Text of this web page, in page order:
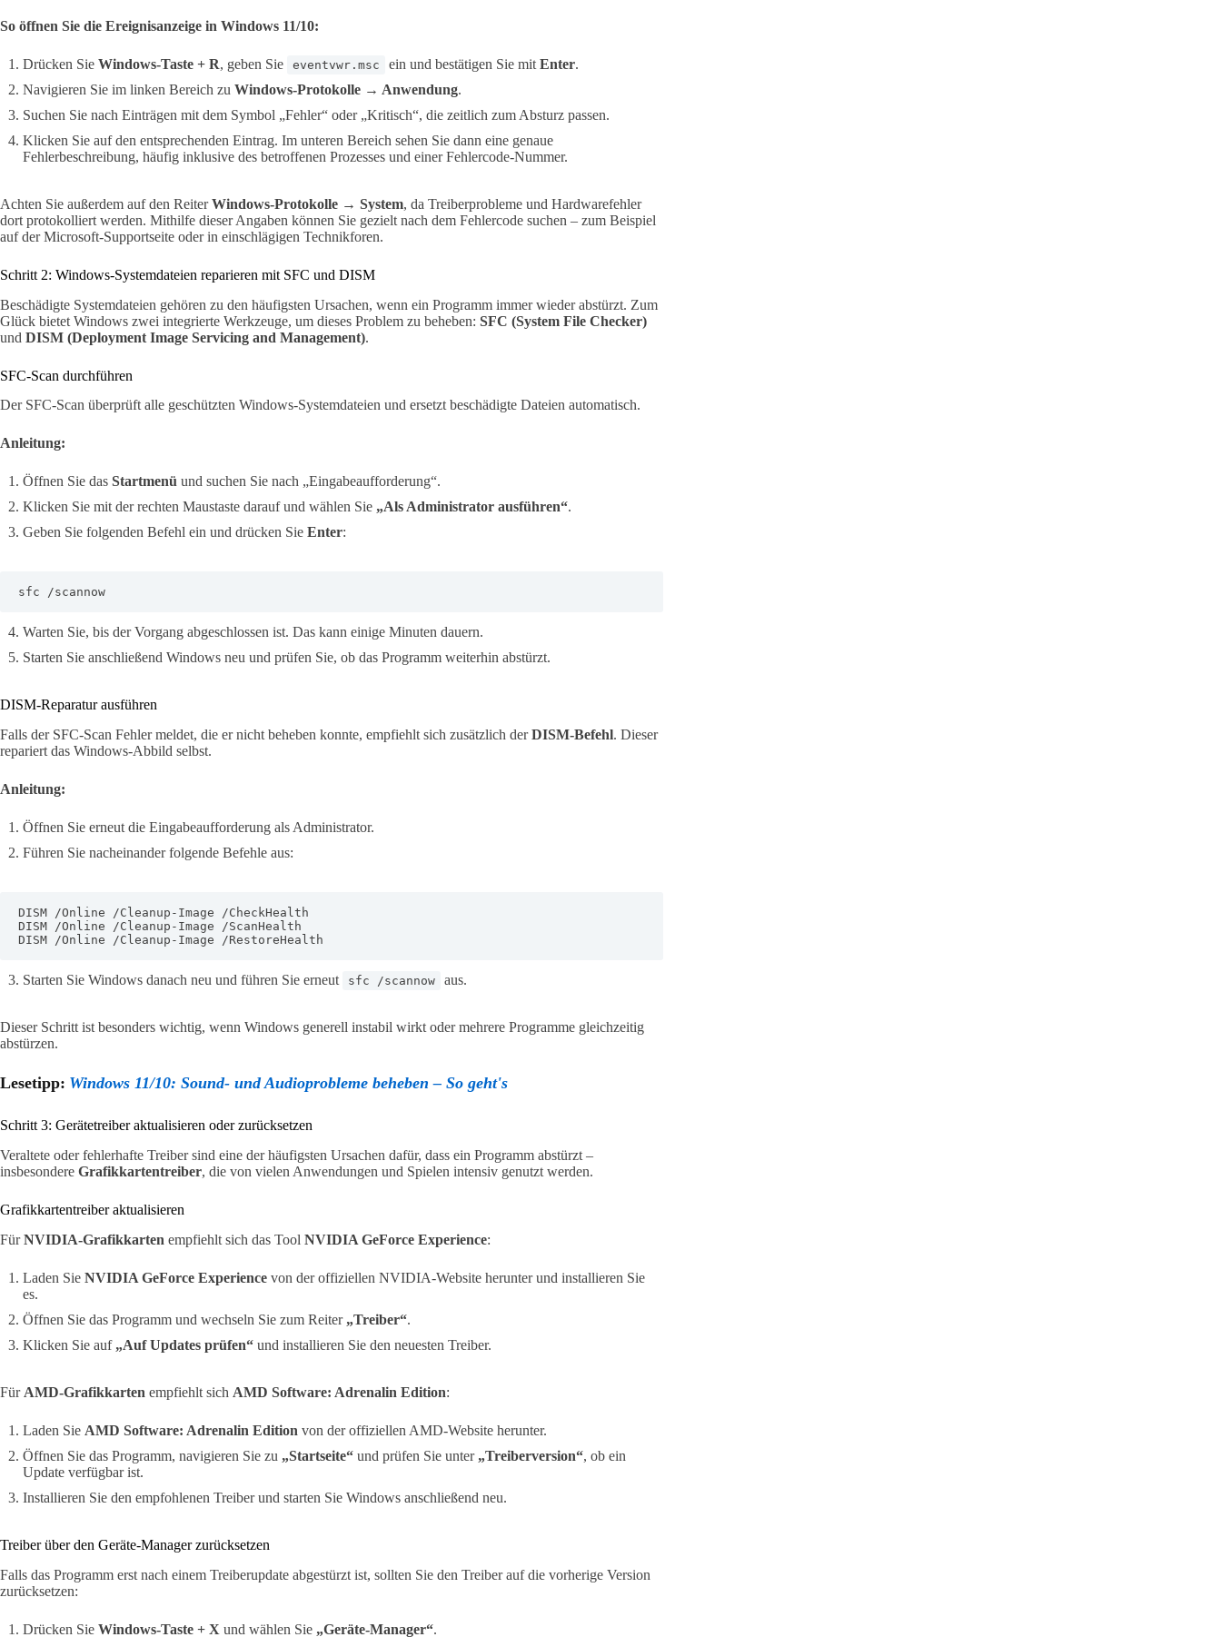
So öffnen Sie die Ereignisanzeige in Windows 11/10:
Drücken Sie Windows-Taste + R, geben Sie eventvwr.msc ein und bestätigen Sie mit Enter.
Navigieren Sie im linken Bereich zu Windows-Protokolle → Anwendung.
Suchen Sie nach Einträgen mit dem Symbol „Fehler“ oder „Kritisch“, die zeitlich zum Absturz passen.
Klicken Sie auf den entsprechenden Eintrag. Im unteren Bereich sehen Sie dann eine genaue
Fehlerbeschreibung, häufig inklusive des betroffenen Prozesses und einer Fehlercode-Nummer.
Achten Sie außerdem auf den ReiterWindows-Protokolle → System, da Treiberprobleme und Hardwarefehler
dort protokolliert werden. Mithilfe dieser Angaben können Sie gezielt nach dem Fehlercode suchen – zum Beispiel
auf der Microsoft-Supportseite oder in einschlägigen Technikforen.
Schritt 2: Windows-Systemdateien reparieren mit SFC und DISM
Beschädigte Systemdateien gehören zu den häufigsten Ursachen, wenn ein Programm immer wieder abstürzt. Zum
Glück bietet Windows zwei integrierte Werkzeuge, um dieses Problem zu beheben: SFC (System File Checker)
und DISM (Deployment Image Servicing and Management).
SFC-Scan durchführen
Der SFC-Scan überprüft alle geschützten Windows-Systemdateien und ersetzt beschädigte Dateien automatisch.
Anleitung:
Öffnen Sie das Startmenü und suchen Sie nach „Eingabeaufforderung“.
Klicken Sie mit der rechten Maustaste darauf und wählen Sie „Als Administrator ausführen“.
Geben Sie folgenden Befehl ein und drücken Sie Enter:
sfc /scannow
Warten Sie, bis der Vorgang abgeschlossen ist. Das kann einige Minuten dauern.
Starten Sie anschließend Windows neu und prüfen Sie, ob das Programm weiterhin abstürzt.
DISM-Reparatur ausführen
Falls der SFC-Scan Fehler meldet, die er nicht beheben konnte, empfiehlt sich zusätzlich derDISM-Befehl. Dieser
repariert das Windows-Abbild selbst.
Anleitung:
Öffnen Sie erneut die Eingabeaufforderung als Administrator.
Führen Sie nacheinander folgende Befehle aus:
DISM /Online /Cleanup-Image /CheckHealth
DISM /Online /Cleanup-Image /ScanHealth
DISM /Online /Cleanup-Image /RestoreHealth
Starten Sie Windows danach neu und führen Sie erneut sfc /scannow aus.
Dieser Schritt ist besonders wichtig, wenn Windows generell instabil wirkt oder mehrere Programme gleichzeitig
abstürzen.
Lesetipp: Windows 11/10: Sound- und Audioprobleme beheben – So geht's
Schritt 3: Gerätetreiber aktualisieren oder zurücksetzen
Veraltete oder fehlerhafte Treiber sind eine der häufigsten Ursachen dafür, dass ein Programm abstürzt –
insbesondere Grafikkartentreiber, die von vielen Anwendungen und Spielen intensiv genutzt werden.
Grafikkartentreiber aktualisieren
FürNVIDIA-Grafikkarten empfiehlt sich das Tool NVIDIA GeForce Experience:
Laden Sie NVIDIA GeForce Experience von der offiziellen NVIDIA-Website herunter und installieren Sie
es.
Öffnen Sie das Programm und wechseln Sie zum Reiter „Treiber“.
Klicken Sie auf „Auf Updates prüfen“ und installieren Sie den neuesten Treiber.
Für AMD-Grafikkarten empfiehlt sich AMD Software: Adrenalin Edition:
Laden Sie AMD Software: Adrenalin Edition von der offiziellen AMD-Website herunter.
Öffnen Sie das Programm, navigieren Sie zu „Startseite“ und prüfen Sie unter „Treiberversion“, ob ein
Update verfügbar ist.
Installieren Sie den empfohlenen Treiber und starten Sie Windows anschließend neu.
Treiber über den Geräte-Manager zurücksetzen
Falls das Programm erst nach einem Treiberupdate abgestürzt ist, sollten Sie den Treiber auf die vorherige Version
zurücksetzen:
Drücken Sie Windows-Taste + X und wählen Sie „Geräte-Manager“.